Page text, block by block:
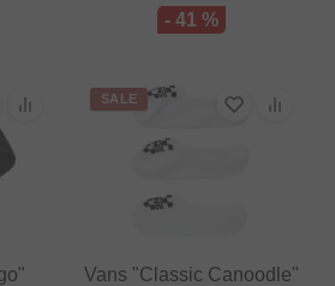
- 41 %
SALE
Vans "Classic Canoodle"